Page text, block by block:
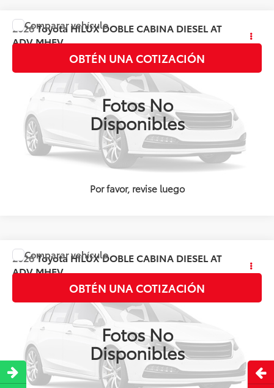
Fotos No
Disponibles
Por favor, revise luego
2026ToyotaHILUX DOBLE CABINA DIESEL AT
ADV MHEV
Disponible
Precio: Llámanos para Obtener el Precio
OBTÉN UNA COTIZACIÓN
Comparar vehículo
Fotos No
Disponibles
2026ToyotaHILUX DOBLE CABINA DIESEL AT
ADV MHEV
Disponible
Precio: Llámanos para Obtener el Precio
OBTÉN UNA COTIZACIÓN
Comparar vehículo